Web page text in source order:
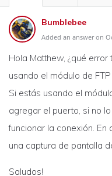
Bumblebee
Added an answer on
Hola Matthew, ¿qué error
usando el módulo de
Si estás usando el
agregar el puerto, si no
funcionar la conexión.
una captura de pantalla
Saludos!